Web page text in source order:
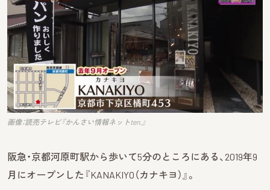
画像：読売テレビ『かんさい情報ネットten.』
阪急・京都河原町駅から歩いて5分のところにある、2019年9
月にオープンした『KANAKIYO（カナキヨ）』。